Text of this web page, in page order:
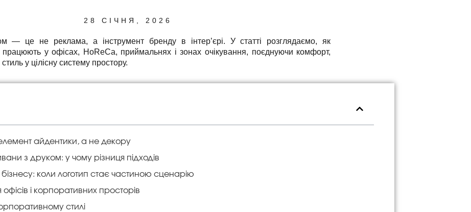
28 СІЧНЯ, 2026
— це не реклама, а інструмент бренду в інтер’єрі. У статті розглядаємо, як
працюють у офісах, HoReCa, приймальнях і зонах очікування, поєднуючи комфорт,
у цілісну систему простору.
айдентики, а не декору
з друком: у чому різниця підходів
коли логотип стає частиною сценарію
і корпоративних просторів
стилі